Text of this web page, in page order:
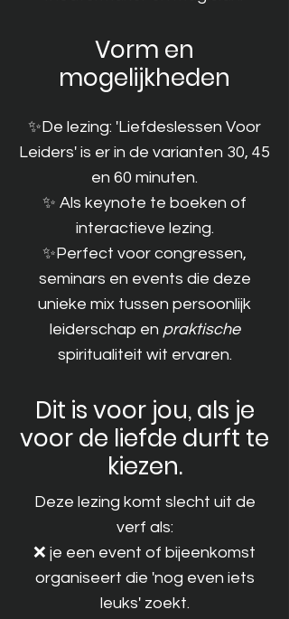
Vorm en
mogelijkheden
✨De lezing: 'Liefdeslessen Voor
Leiders' is er in de varianten 30, 45
en 60 minuten.
✨ Als keynote te boeken of
interactieve lezing.
✨Perfect voor congressen,
seminars en events die deze
unieke mix tussen persoonlijk
leiderschap en praktische
spiritualiteit wit ervaren.
Dit is voor jou, als je
voor de liefde durft te
kiezen.
Deze lezing komt slecht uit de
verf als:
❌ je een event of bijeenkomst
organiseert die 'nog even iets
leuks' zoekt.